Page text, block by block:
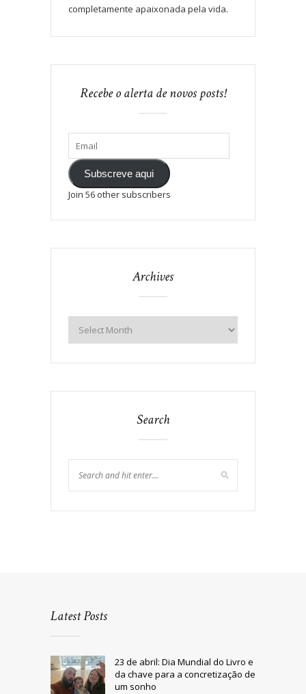
completamente apaixonada pela vida.
Recebe o alerta de novos posts!
Subscreve aqui
Join 56 other subscribers
Archives
Search
Latest Posts
23 de abril: Dia Mundial do Livro e
da chave para a concretização de
um sonho